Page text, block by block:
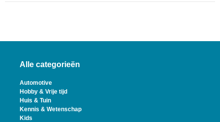
Alle categorieën
Automotive
Hobby & Vrije tijd
Huis & Tuin
Kennis & Wetenschap
Kids